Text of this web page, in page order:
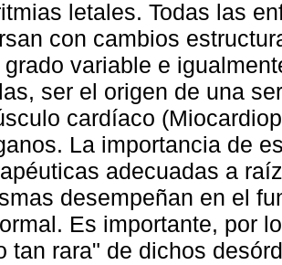
letales. Todas las
con cambios
grado variable e
ser el origen de una
cardíaco
La importancia de
adecuadas a
desempeñan en el
Es importante, por
tan rara" de dichos